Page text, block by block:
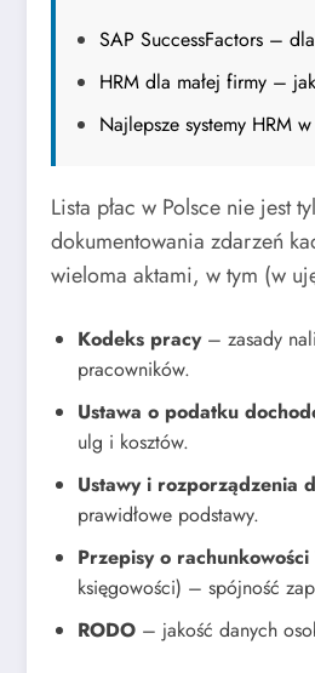
SAP SuccessFactors –
HRM dla małej firmy –
Najlepsze systemy HRM
Lista płac w Polsce nie jest
dokumentowania zdarzeń
wieloma aktami, w tym (w
Kodeks pracy– zasady
pracowników.
Ustawa o podatku
ulg i kosztów.
Ustawy i rozporządzenia
prawidłowe podstawy.
Przepisy o
księgowości) – spójność
RODO – jakość danych